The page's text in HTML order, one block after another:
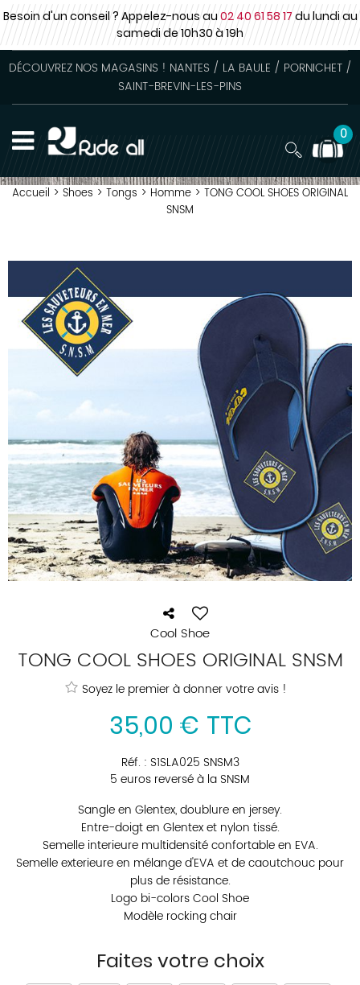
Besoin d'un conseil ? Appelez-nous au02 40 61 58 17du lundi au
samedide 10h30 à 19h
DÉCOUVREZ NOS MAGASINS ! NANTES / LA BAULE / PORNICHET /
SAINT-BREVIN-LES-PINS
0
Accueil > Shoes > Tongs > Homme > TONG COOL SHOES ORIGINAL
SNSM
Cool Shoe
TONG COOL SHOES ORIGINAL SNSM
Soyez le premier à donner votre avis !
35,00 € TTC
Réf. : S1SLA025 SNSM3
5 euros reversé à la SNSM
Sangle en Glentex, doublure en jersey.
Entre-doigt en Glentex et nylon tissé.
Semelle interieure multidensité confortable en EVA.
Semelle exterieure en mélange d'EVA et de caoutchouc pour
plus de résistance.
Logo bi-colors Cool Shoe
Modèle rocking chair
Faites votre choix